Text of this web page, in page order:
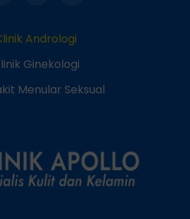
Andrologi
Ginekologi
Menular Seksual